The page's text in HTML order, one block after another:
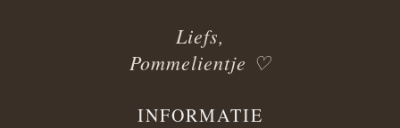
Liefs,
Pommelientje ♡
INFORMATIE